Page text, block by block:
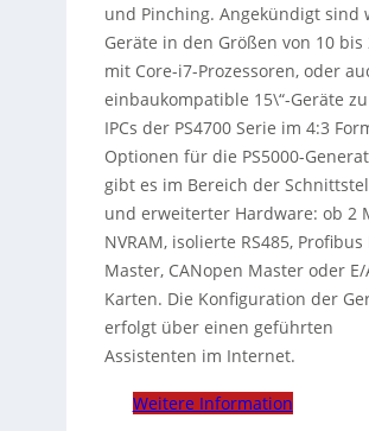
und Pinching. Angekündigt sind
Geräte in den Größen von 10 bis
mit Core-i7-Prozessoren, oder
einbaukompatible 15\“-Geräte
IPCs der PS4700 Serie im 4:3
Optionen für die PS5000-
gibt es im Bereich der
und erweiterter Hardware: ob 2
NVRAM, isolierte RS485, Profibus
Master, CANopen Master oder E/
Karten. Die Konfiguration der
erfolgt über einen geführten
Assistenten im Internet.
Weitere Information